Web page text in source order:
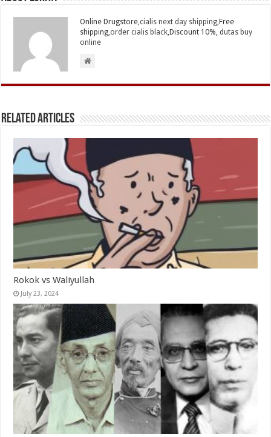
Online Drugstore,cialis next day shipping,Free
shipping,order cialis black,Discount 10%,dutas buy
online
Related Articles
Rokok vs Waliyullah
July 23, 2024